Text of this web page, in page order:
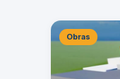
Obras